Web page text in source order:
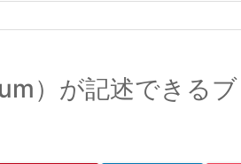
）が記述できる